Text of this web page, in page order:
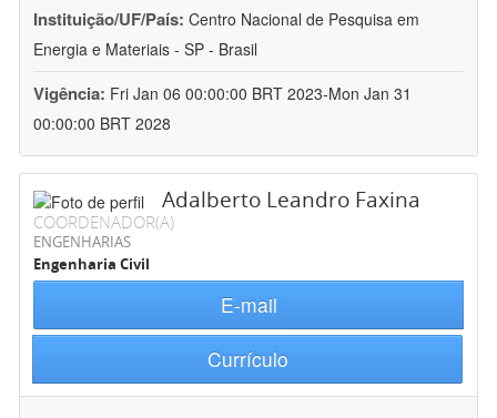
Instituição/UF/País: Centro Nacional de Pesquisa em
Energia e Materiais - SP - Brasil
Vigência: Fri Jan 06 00:00:00 BRT 2023-Mon Jan 31
00:00:00 BRT 2028
Adalberto Leandro Faxina
COORDENADOR(A)
ENGENHARIAS
Engenharia Civil
E-mail
Currículo